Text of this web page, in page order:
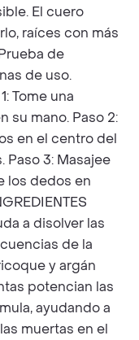
El cuero
raíces con más
de
de uso.
Tome una
su mano. Paso 2:
en el centro del
Paso 3: Masajee
los dedos en
a disolver las
de la
y argán
potencian las
ayudando a
muertas en el